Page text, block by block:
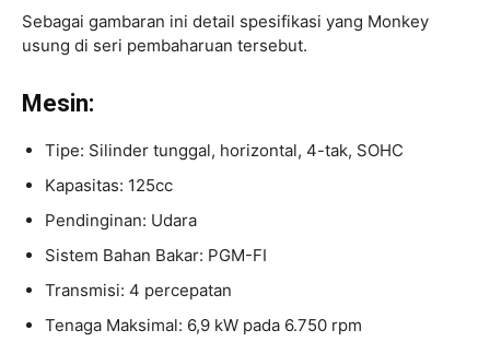
Sebagai gambaran ini detail spesifikasi yang Monkey
usung di seri pembaharuan tersebut.
Mesin:
Tipe: Silinder tunggal, horizontal, 4-tak, SOHC
Kapasitas: 125cc
Pendinginan: Udara
Sistem Bahan Bakar: PGM-FI
Transmisi: 4 percepatan
Tenaga Maksimal: 6,9 kW pada 6.750 rpm